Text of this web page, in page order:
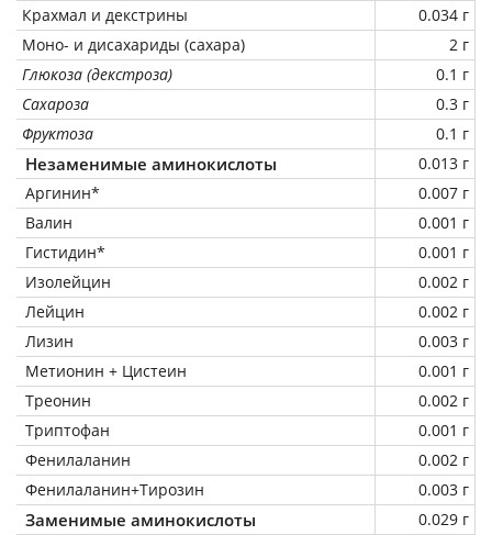
Крахмал и декстрины
0.034 г
Моно- и дисахариды (сахара)
2 г
Глюкоза (декстроза)
0.1 г
Сахароза
0.3 г
Фруктоза
0.1 г
Незаменимые аминокислоты
0.013 г
Аргинин*
0.007 г
Валин
0.001 г
Гистидин*
0.001 г
Изолейцин
0.002 г
Лейцин
0.002 г
Лизин
0.003 г
Метионин + Цистеин
0.001 г
Треонин
0.002 г
Триптофан
0.001 г
Фенилаланин
0.002 г
Фенилаланин+Тирозин
0.003 г
Заменимые аминокислоты
0.029 г